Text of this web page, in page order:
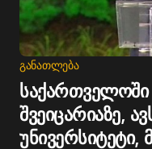
ᲒᲐᲜᲐᲗᲚᲔᲑᲐ
შვეიცარიაზე,